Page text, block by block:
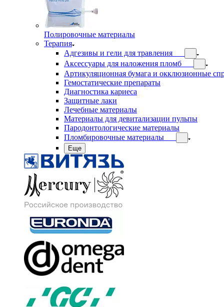
Полировочные материалы
Терапия
Адгезивы и гели для травления
Аксессуары для наложения пломб
Артикуляционная бумага и окклюзионные
Гемостатические препараты
Диагностика кариеса
Защитные лаки
Лечебные материалы
Материалы для девитализации пульпы
Пародонтологические материалы
Пломбировочные материалы
Еще